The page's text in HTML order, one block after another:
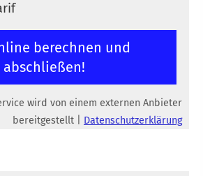
berechnen und
abschließen!
wird von einem externen Anbieter
bereitgestellt | Datenschutzerklärung